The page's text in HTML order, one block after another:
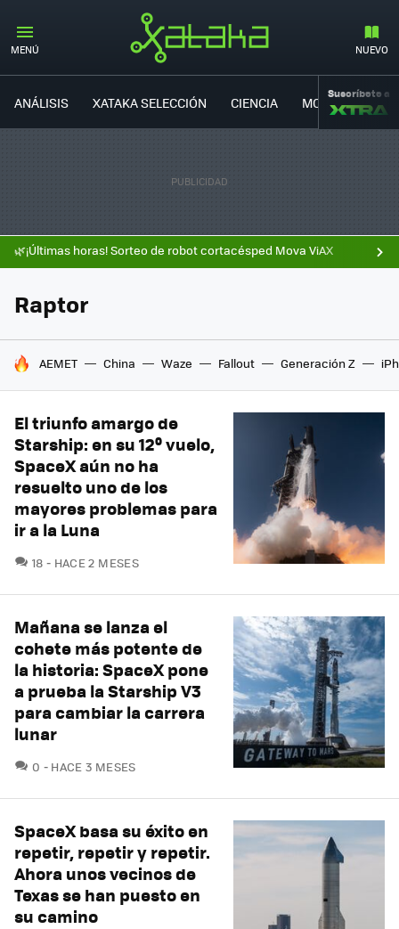
MENÚ NUEVO
ANÁLISIS XATAKA SELECCIÓN CIENCIA MOVILIDAD
Suscríbete a
🌿¡Últimas horas! Sorteo de robot cortacésped Mova ViAX
Raptor
HOY SE HABLA DE
AEMET China Waze Fallout Generación Z
El triunfo amargo de
Starship: en su 12º vuelo,
SpaceX aún no ha
resuelto uno de los
mayores problemas para
ir a la Luna
18 COMENTARIOS
HACE 2 MESES
Mañana se lanza el
cohete más potente de
la historia: SpaceX pone
a prueba la Starship V3
para cambiar la carrera
lunar
0 COMENTARIOS
HACE 3 MESES
SpaceX basa su éxito en
repetir, repetir y repetir.
Ahora unos vecinos de
Texas se han puesto en
su camino